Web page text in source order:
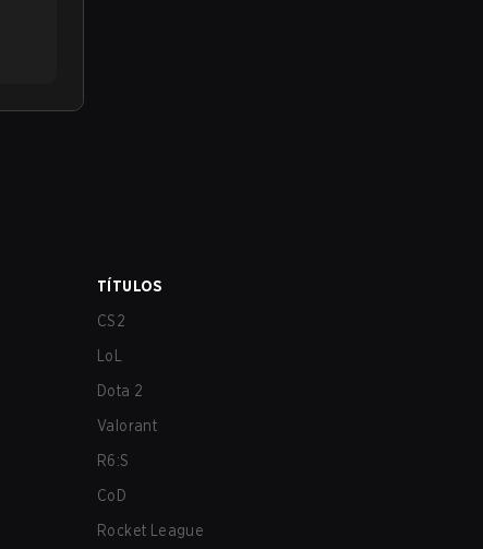
TÍTULOS
CS2
LoL
Dota 2
Valorant
R6:S
CoD
Rocket League